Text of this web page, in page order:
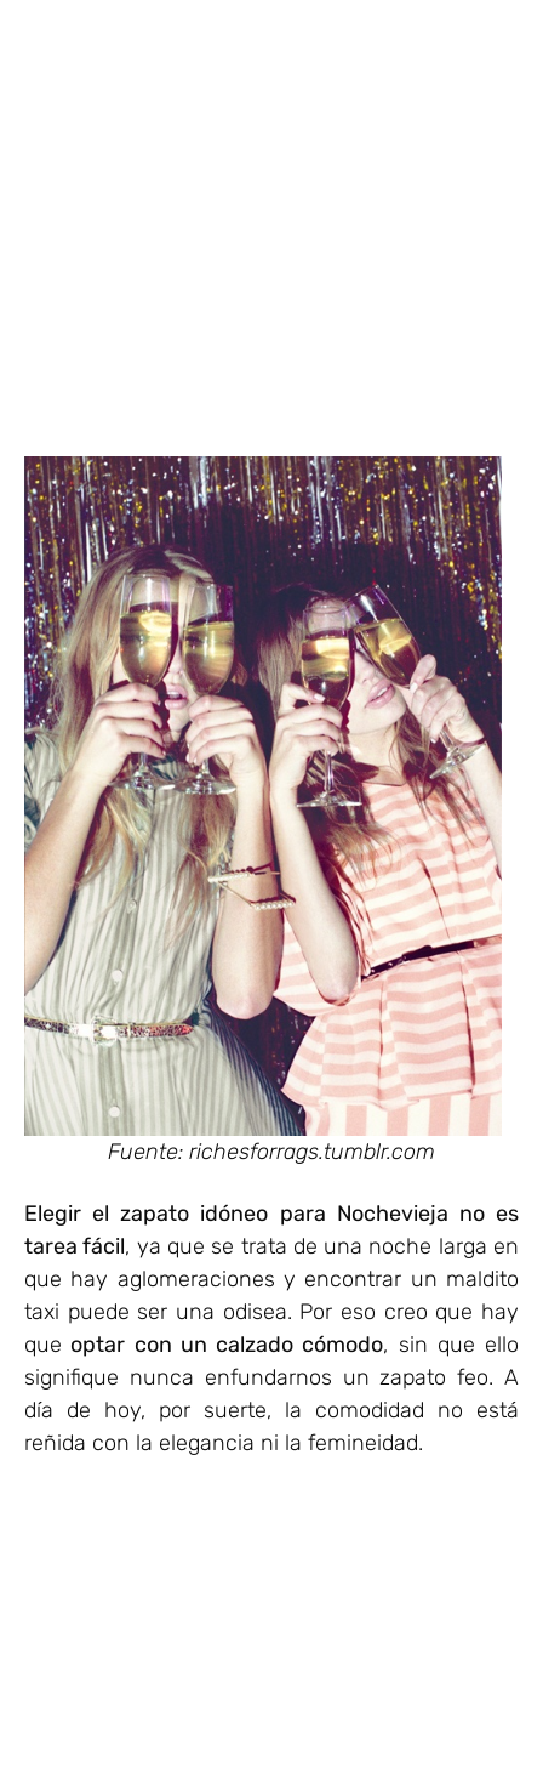
Fuente: richesforrags.tumblr.com
Elegir el zapato idóneo para Nochevieja no es
tarea fácil, ya que se trata de una noche larga en
que hay aglomeraciones y encontrar un maldito
taxi puede ser una odisea. Por eso creo que hay
que optar con un calzado cómodo, sin que ello
signifique nunca enfundarnos un zapato feo. A
día de hoy, por suerte, la comodidad no está
reñida con la elegancia ni la femineidad.